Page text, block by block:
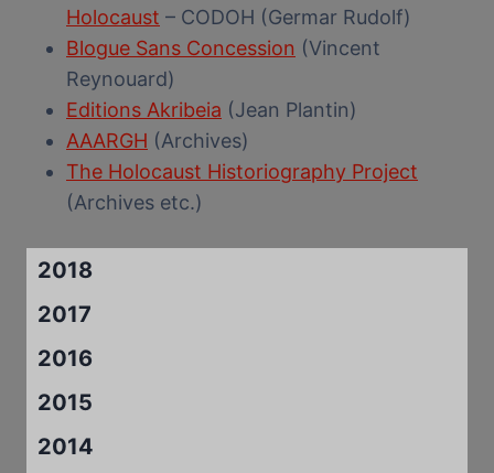
Holocaust – CODOH (Germar Rudolf)
Blogue Sans Concession (Vincent
Reynouard)
Editions Akribeia (Jean Plantin)
AAARGH (Archives)
The Holocaust Historiography Project
(Archives etc.)
2018
2017
2016
2015
2014